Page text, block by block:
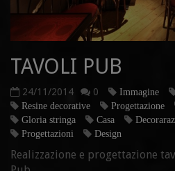
TAVOLI PUB
24/11/2014 0 Immagine
Resine decorative
Progettazione
Gloria stringa
Casa
Progettazioni
Design
Realizzazione e progettazione